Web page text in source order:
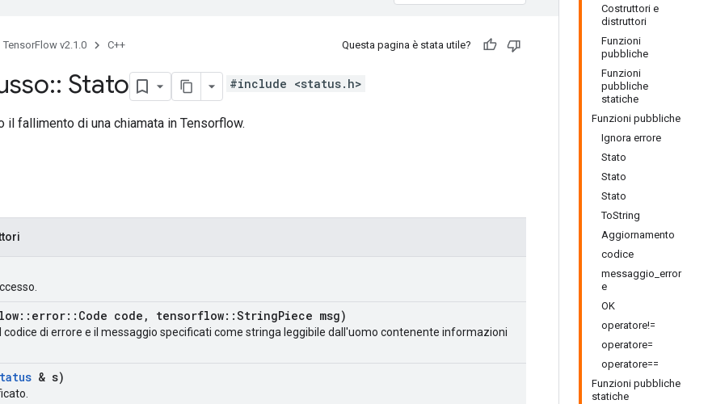
Costruttori e
distruttori
Funzioni
pubbliche
Funzioni
pubbliche
statiche
Funzioni pubbliche
Ignora errore
Stato
Stato
Stato
ToString
Aggiornamento
codice
messaggio_error
e
OK
operatore!=
operatore=
operatore==
Funzioni pubbliche
statiche
TensorFlow v2.1.0 C++ Questa pagina è stata utile?
:: Stato #include <status.h>
il fallimento di una chiamata in Tensorflow.
:: error:: Code code , tensorflow::StringPiece msg)
codice di errore e il messaggio specificati come stringa leggibile dall'uomo contenente informazioni
& s)